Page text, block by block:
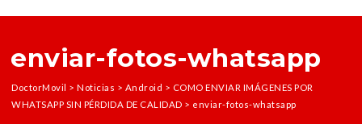
enviar-fotos-whatsapp
DoctorMovil > Noticias > Android > COMO ENVIAR IMÁGENES POR
WHATSAPP SIN PÉRDIDA DE CALIDAD > enviar-fotos-whatsapp